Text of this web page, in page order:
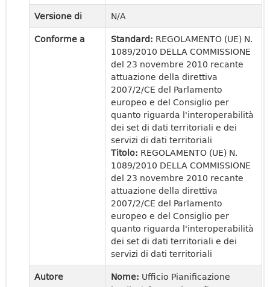
Versione di
N/A
Conforme a
Standard: REGOLAMENTO (UE) N.
1089/2010 DELLA COMMISSIONE
del 23 novembre 2010 recante
attuazione della direttiva
2007/2/CE del Parlamento
europeo e del Consiglio per
quanto riguarda l'interoperabilità
dei set di dati territoriali e dei
servizi di dati territoriali
Titolo: REGOLAMENTO (UE) N.
1089/2010 DELLA COMMISSIONE
del 23 novembre 2010 recante
attuazione della direttiva
2007/2/CE del Parlamento
europeo e del Consiglio per
quanto riguarda l'interoperabilità
dei set di dati territoriali e dei
servizi di dati territoriali
Autore
Nome: Ufficio Pianificazione